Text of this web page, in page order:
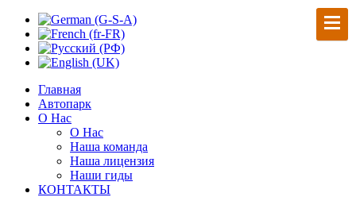
Главная
Автопарк
О Нас
О Нас
Наша команда
Наша лицензия
Наши гиды
КОНТАКТЫ